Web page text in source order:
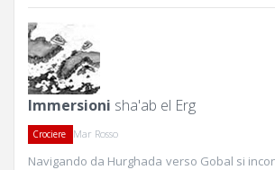
Immersioni sha'ab el Erg
Crociere Mar Rosso
Navigando da Hurghada verso Gobal si